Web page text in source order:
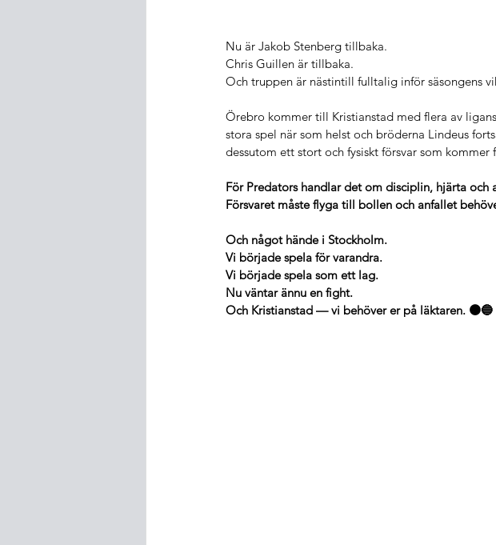
Nu är Jakob Stenberg tillbaka.
Chris Guillen är tillbaka.
Och truppen är nästintill fulltalig inför säsongens
Örebro kommer till Kristianstad med flera av
stora spel när som helst och bröderna Lindeus
dessutom ett stort och fysiskt försvar som kommer
För Predators handlar det om disciplin, hjärta och
Försvaret måste flyga till bollen och anfallet
Och något hände i Stockholm.
Vi började spela för varandra.
Vi började spela som ett lag.
Nu väntar ännu en fight.
Och Kristianstad — vi behöver er på läktaren. 🟠🔵